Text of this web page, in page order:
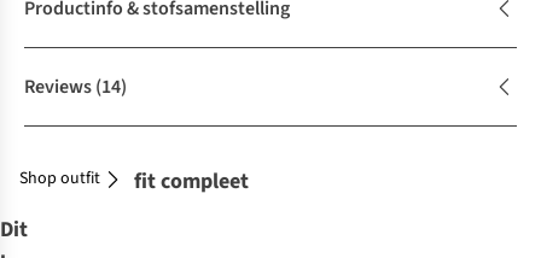
Productinfo & stofsamenstelling
Reviews(14)
Maak je outfit compleet
Shop outfit
Dit